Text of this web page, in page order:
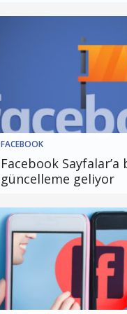
FACEBOOK
Facebook Sayfalar’a
güncelleme geliyor